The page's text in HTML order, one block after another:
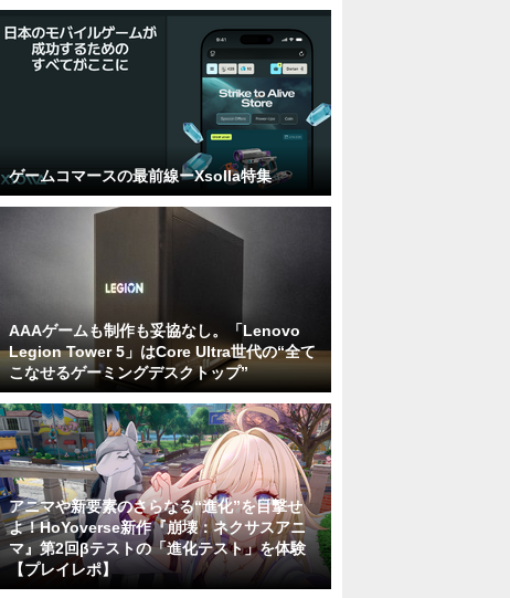
ゲームコマースの最前線ーXsolla特集
AAAゲームも制作も妥協なし。「Lenovo
Legion Tower 5」はCore Ultra世代の“全て
こなせるゲーミングデスクトップ”
アニマや新要素のさらなる“進化”を目撃せ
よ！HoYoverse新作『崩壊：ネクサスアニ
マ』第2回βテストの「進化テスト」を体験
【プレイレポ】